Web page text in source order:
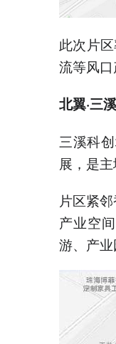
此次片
流等风
北翼·三
三溪科
展，是
片区紧
产业空
游、产